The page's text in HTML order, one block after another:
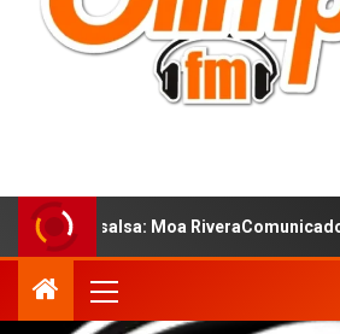
salsa: Moa RiveraComunicado de prensa